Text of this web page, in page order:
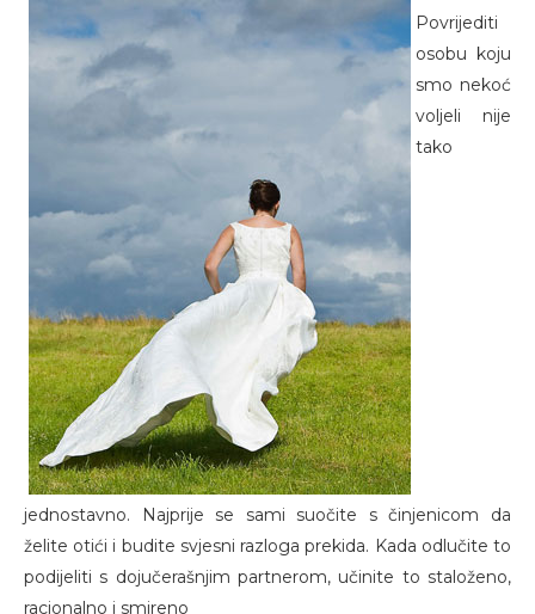
Povrijediti
osobu koju
smo nekoć
voljeli nije
tako
jednostavno. Najprije se sami suočite s činjenicom da
želite otići i budite svjesni razloga prekida. Kada odlučite to
podijeliti s dojučerašnjim partnerom, učinite to staloženo,
racionalno i smireno